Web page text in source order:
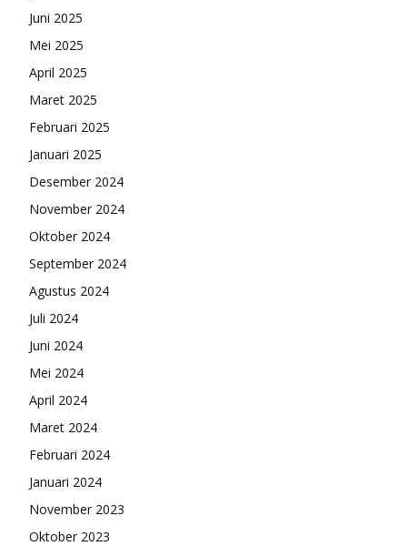
Juni 2025
Mei 2025
April 2025
Maret 2025
Februari 2025
Januari 2025
Desember 2024
November 2024
Oktober 2024
September 2024
Agustus 2024
Juli 2024
Juni 2024
Mei 2024
April 2024
Maret 2024
Februari 2024
Januari 2024
November 2023
Oktober 2023